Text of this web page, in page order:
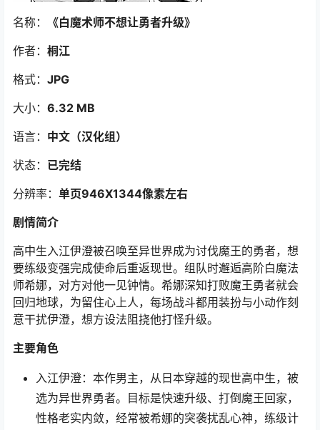
名称：
《白魔术师不想让勇者升级》
作者： 桐江
格式： JPG
大小： 6.32 MB
语言： 中文（汉化组）
状态： 已完结
分辨率： 单页946X1344像素左右
剧情简介
高中生入江伊澄被召唤至异世界成为讨伐魔王的勇者，想
要练级变强完成使命后重返现世。组队时邂逅高阶白魔法
师希娜，对方对他一见钟情。希娜深知打败魔王勇者就会
回归地球，为留住心上人，每场战斗都用装扮与小动作刻
意干扰伊澄，想方设法阻挠他打怪升级。
主要角色
入江伊澄：本作男主，从日本穿越的现世高中生，被
选为异世界勇者。目标是快速升级、打倒魔王回家，
性格老实内敛，经常被希娜的突袭扰乱心神，练级计